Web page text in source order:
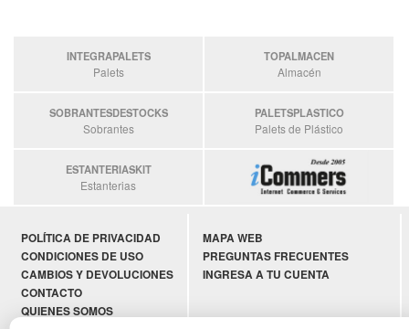
INTEGRAPALETS
Palets
TOPALMACEN
Almacén
SOBRANTESDESTOCKS
Sobrantes
PALETSPLASTICO
Palets de Plástico
ESTANTERIASKIT
Estanterias
POLÍTICA DE PRIVACIDAD
CONDICIONES DE USO
CAMBIOS Y DEVOLUCIONES
CONTACTO
QUIENES SOMOS
MAPA WEB
PREGUNTAS FRECUENTES
INGRESA A TU CUENTA